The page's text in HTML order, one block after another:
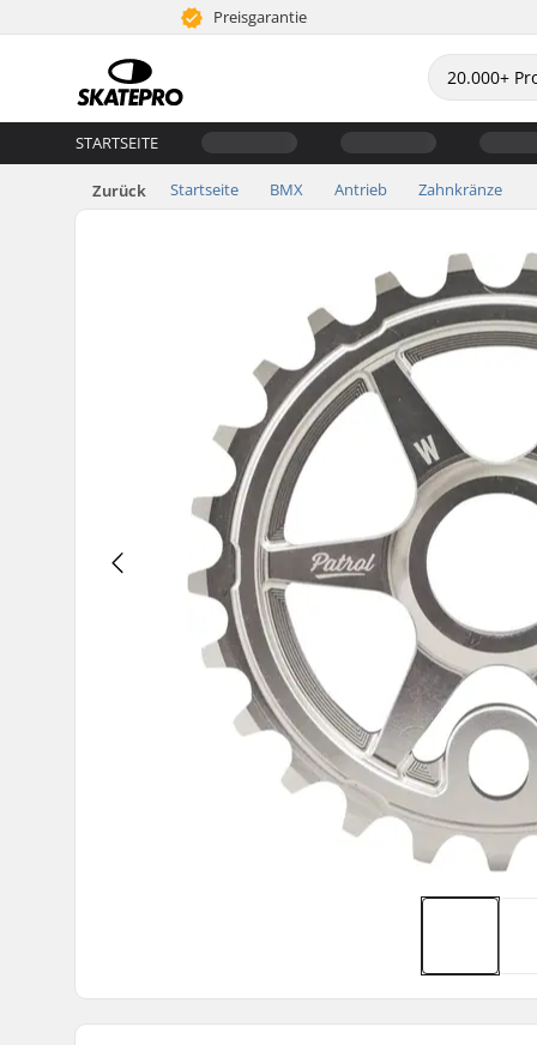
Preisgarantie
STARTSEITE
Zurück Startseite BMX Antrieb Zahnkränze